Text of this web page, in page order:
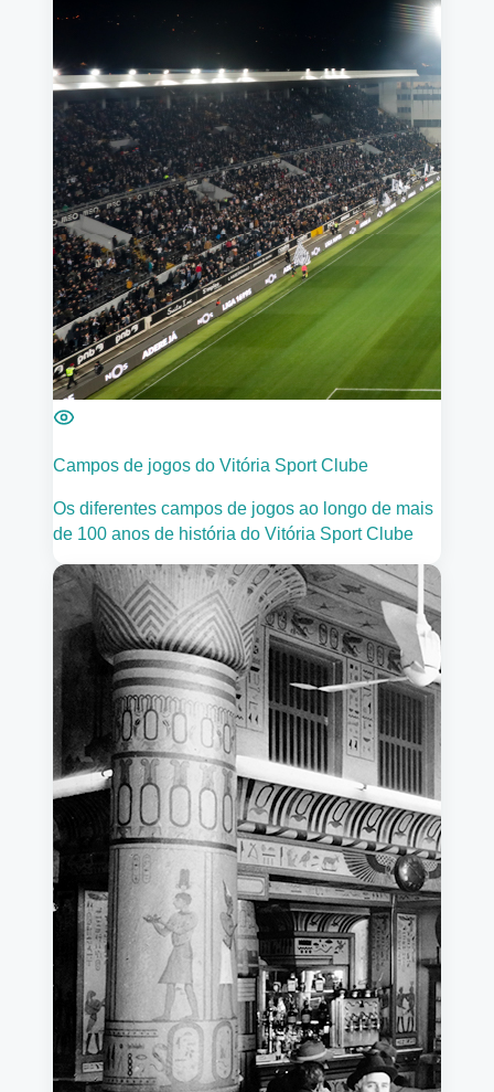
Campos de jogos do Vitória Sport Clube
Os diferentes campos de jogos ao longo de mais
de 100 anos de história do Vitória Sport Clube